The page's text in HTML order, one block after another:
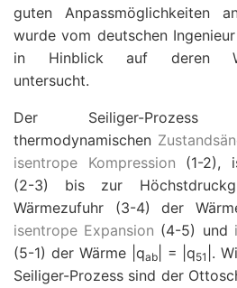
guten Anpassmöglichkeiten
wurde vom deutschen
in Hinblick auf deren
untersucht.
Der Seiliger-
thermodynamischen
isentrope
Kompression (1-2),
(2-3) bis zur
Wärmezufuhr (3-4) der
isentrope Expansion (4-5) und
(5-1) der Wärme qab| = |q51 .
Seiliger-Prozess sind der